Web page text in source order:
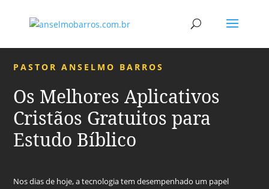
PASTOR ANSELMO BARROS
Os Melhores Aplicativos
Cristãos Gratuitos para
Estudo Bíblico
Nos dias de hoje, a tecnologia tem desempenhado um papel